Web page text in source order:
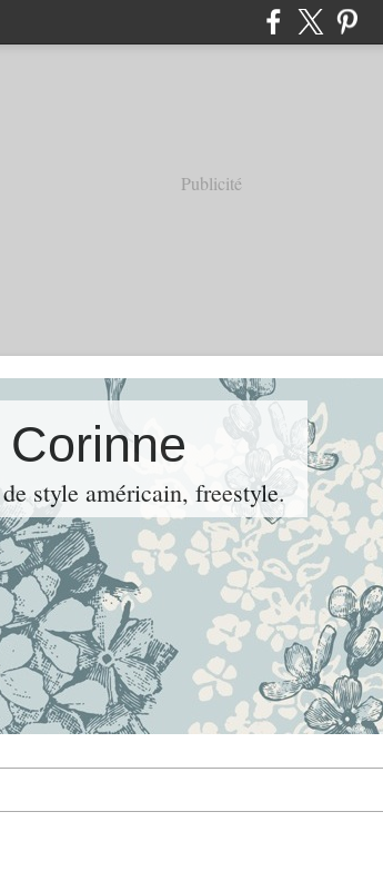
Publicité
style américain, freestyle.